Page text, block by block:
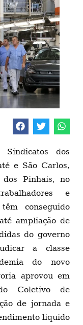
dos
e São Carlos,
Pinhais, no
e
conseguido
ampliação de
do governo
a classe
do novo
aprovou em
Coletivo de
de jornada e
liquido